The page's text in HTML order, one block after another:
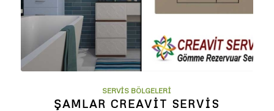
SERVIS BÖLGELERI
ŞAMLAR CREAVIT SERVIS